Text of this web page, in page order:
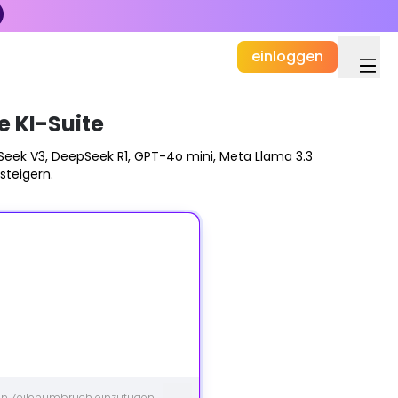
einloggen
KI-Suite
V3, DeepSeek R1, GPT-4o mini, Meta Llama 3.3